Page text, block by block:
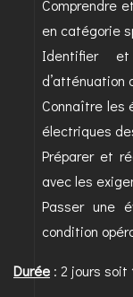
Comprendre
en catégorie
Identifier
d’atténuation
Connaître les
électriques
Préparer et
avec les
Passer une
condition
Durée : 2 jours soit